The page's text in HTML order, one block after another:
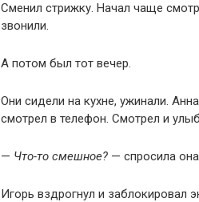
Сменил стрижку. Начал чаще
звонили.
А потом был тот вечер.
Они сидели на кухне, ужинали.
смотрел в телефон. Смотрел и
— Что-то смешное? — спросила
Игорь вздрогнул и заблокировал